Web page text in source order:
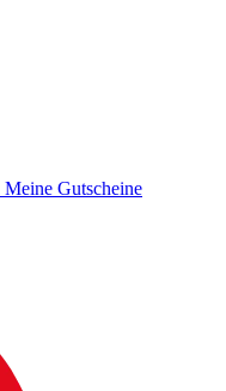
Meine Gutscheine